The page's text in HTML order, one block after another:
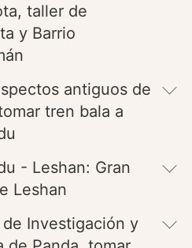
taller de
y Barrio
antiguos de
tren bala a
- Leshan: Gran
Leshan
Investigación y